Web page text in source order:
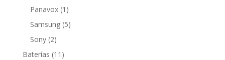
Panavox 1 1
producto
Samsung 55
Sony 22
productos
Baterías 11 11